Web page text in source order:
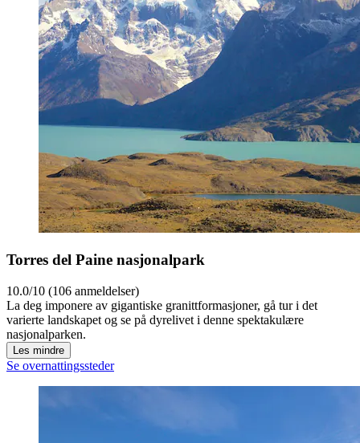
Torres del Paine nasjonalpark
10.0/10 (106 anmeldelser)
La deg imponere av gigantiske granittformasjoner, gå tur i det
varierte landskapet og se på dyrelivet i denne spektakulære
nasjonalparken.
Les mindre
Se overnattingssteder